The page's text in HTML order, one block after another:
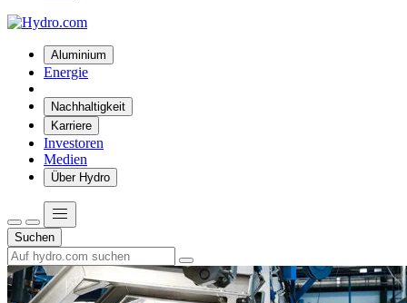
Aluminium
Energie
Nachhaltigkeit
Karriere
Investoren
Medien
Über Hydro
Suchen